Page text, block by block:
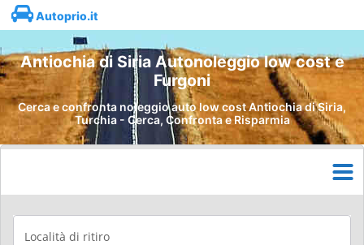
Autoprio.it
Antiochia di Siria Autonoleggio low cost e
Furgoni
Cerca e confronta noleggio auto low cost Antiochia di Siria,
Turchia - Cerca, Confronta e Risparmia
Località di ritiro